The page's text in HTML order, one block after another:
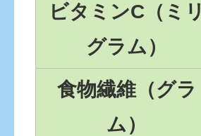
ビタミンC（ミリ
グラム）
食物繊維（グラ
ム）